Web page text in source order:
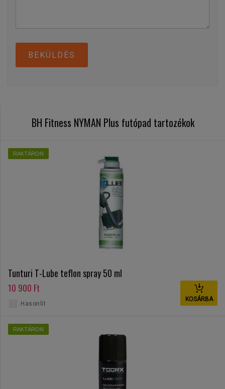
BEKÜLDÉS
BH Fitness NYMAN Plus futópad tartozékok
RAKTÁRON
Tunturi T-Lube teflon spray 50 ml
10 900 Ft
KOSÁRBA
Hasonlít
RAKTÁRON